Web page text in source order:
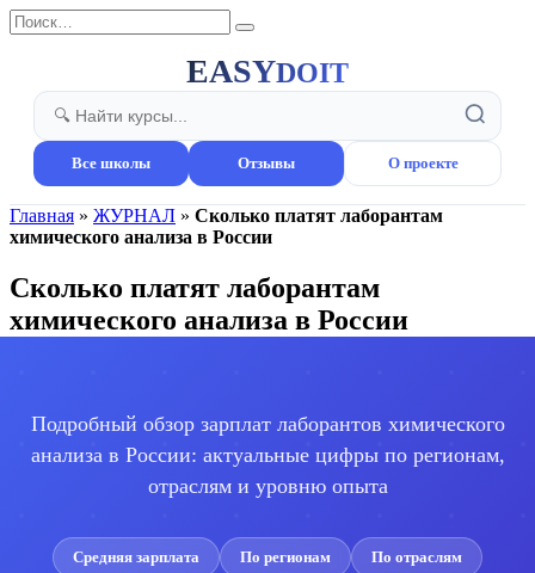
Перейти
к
Search
for:
EASYDOIT
Все школы Отзывы О проекте
Главная » ЖУРНАЛ » Сколько платят лаборантам
химического анализа в России
Сколько платят лаборантам
химического анализа в России
Подробный обзор зарплат лаборантов химического
анализа в России: актуальные цифры по регионам,
отраслям и уровню опыта
Средняя зарплата По регионам По отраслям